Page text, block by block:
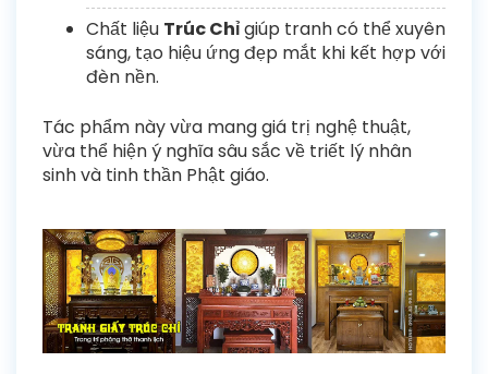
Chất liệu Trúc Chỉgiúp tranh có thể xuyên
sáng, tạo hiệu ứng đẹp mắt khi kết hợp với
đèn nền.
Tác phẩm này vừa mang giá trị nghệ thuật,
vừa thể hiện ý nghĩa sâu sắc về triết lý nhân
sinh và tinh thần Phật giáo.